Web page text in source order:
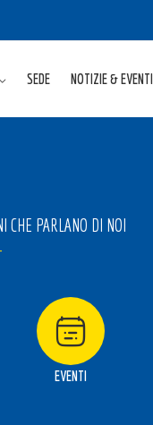
SEDE NOTIZIE & EVENTI
CHE PARLANO DI NOI
EVENTI